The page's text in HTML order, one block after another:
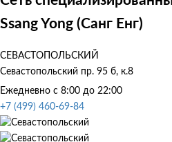
Ssang Yong (Санг Енг)
СЕВАСТОПОЛЬСКИЙ
Севастопольский пр. 95 б, к.8
Ежедневно с 8:00 до 22:00
+7 (499) 460-69-84